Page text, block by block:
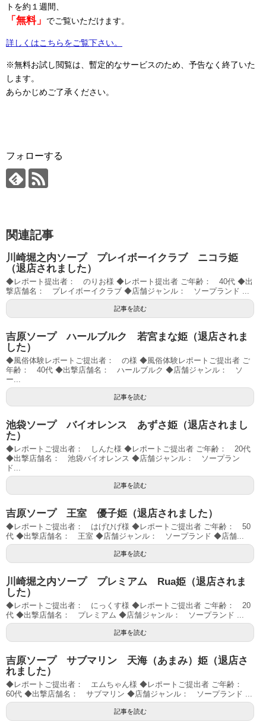
トを約１週間、
「無料」 でご覧いただけます。
詳しくはこちらをご覧下さい。
※無料お試し閲覧は、暫定的なサービスのため、予告なく終了いた
します。
あらかじめご了承ください。
フォローする
関連記事
川崎堀之内ソープ プレイボーイクラブ ニコラ姫
（退店されました）
◆レポート提出者： のりお様 ◆レポート提出者 ご年齢： 40代 ◆出
撃店舗名： プレイボーイクラブ ◆店舗ジャンル： ソープランド ...
記事を読む
吉原ソープ ハールブルク 若宮まな姫（退店されま
した）
◆風俗体験レポートご提出者： の様 ◆風俗体験レポートご提出者 ご
年齢： 40代 ◆出撃店舗名： ハールブルク ◆店舗ジャンル： ソ
ー...
記事を読む
池袋ソープ バイオレンス あずさ姫（退店されまし
た）
◆レポートご提出者： しんた様 ◆レポートご提出者 ご年齢： 20代
◆出撃店舗名： 池袋バイオレンス ◆店舗ジャンル： ソープラン
ド...
記事を読む
吉原ソープ 王室 優子姫（退店されました）
◆レポートご提出者： はげひげ様 ◆レポートご提出者 ご年齢： 50
代 ◆出撃店舗名： 王室 ◆店舗ジャンル： ソープランド ◆店舗...
記事を読む
川崎堀之内ソープ プレミアム Rua姫（退店されま
した）
◆レポートご提出者： にっくす様 ◆レポートご提出者 ご年齢： 20
代 ◆出撃店舗名： プレミアム ◆店舗ジャンル： ソープランド ...
記事を読む
吉原ソープ サブマリン 天海（あまみ）姫（退店さ
れました）
◆レポートご提出者： エムちゃん様 ◆レポートご提出者 ご年齢：
60代 ◆出撃店舗名： サブマリン ◆店舗ジャンル： ソープランド ...
記事を読む